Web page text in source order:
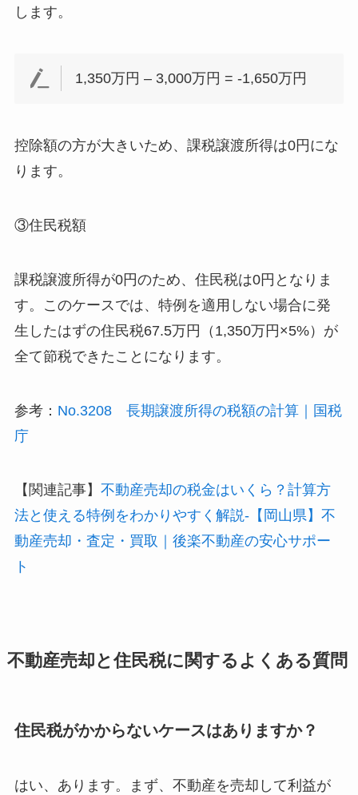
します。
1,350万円 – 3,000万円 = -1,650万円
控除額の方が大きいため、課税譲渡所得は0円にな
ります。
③住民税額
課税譲渡所得が0円のため、住民税は0円となりま
す。このケースでは、特例を適用しない場合に発
生したはずの住民税67.5万円（1,350万円×5%）が
全て節税できたことになります。
参考： No.3208 長期譲渡所得の税額の計算｜国税
庁
【関連記事】 不動産売却の税金はいくら？計算方
法と使える特例をわかりやすく解説-【岡山県】不
動産売却・査定・買取｜後楽不動産の安心サポー
ト
不動産売却と住民税に関するよくある質問
住民税がかからないケースはありますか？
はい、あります。まず、不動産を売却して利益が